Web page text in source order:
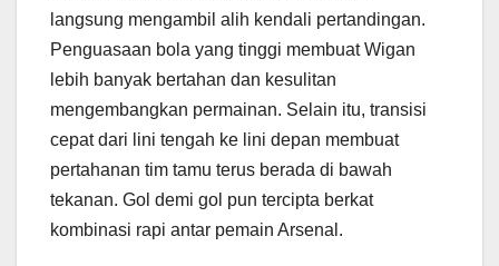
langsung mengambil alih kendali pertandingan.
Penguasaan bola yang tinggi membuat Wigan
lebih banyak bertahan dan kesulitan
mengembangkan permainan. Selain itu, transisi
cepat dari lini tengah ke lini depan membuat
pertahanan tim tamu terus berada di bawah
tekanan. Gol demi gol pun tercipta berkat
kombinasi rapi antar pemain Arsenal.